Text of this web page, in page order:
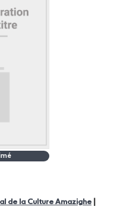
de la Culture Amazighe